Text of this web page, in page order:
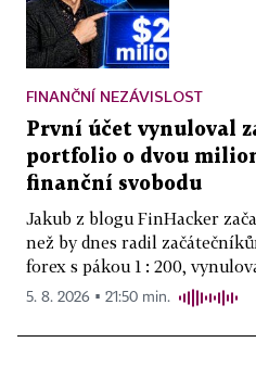
FINANČNÍ NEZÁVISLOST
První účet vynuloval
portfolio o dvou
finanční svobodu
Jakub z blogu FinHacker
než by dnes radil
forex s pákou 1 : 200,
5. 8. 2026 ▪ 21:50 min.